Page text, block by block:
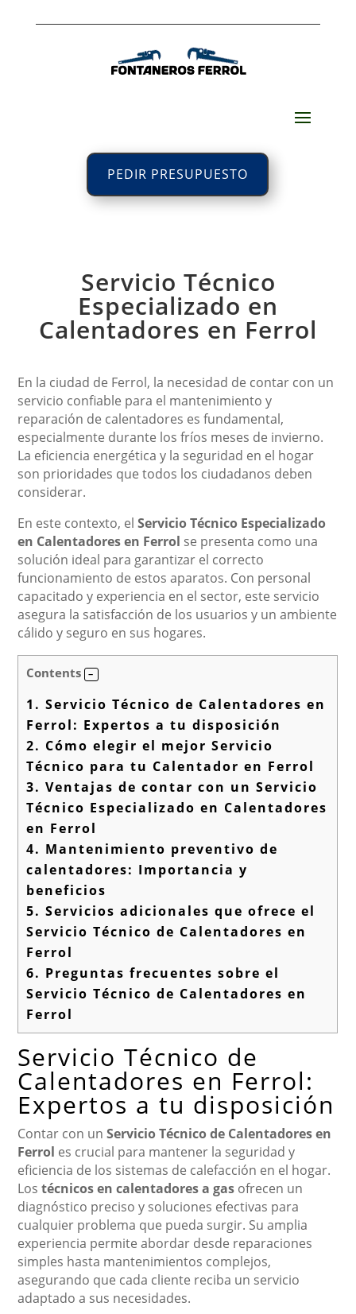
PEDIR PRESUPUESTO
Servicio Técnico
Especializado en
Calentadores en Ferrol
En la ciudad de Ferrol, la necesidad de contar con un
servicio confiable para el mantenimiento y
reparación de calentadores es fundamental,
especialmente durante los fríos meses de invierno.
La eficiencia energética y la seguridad en el hogar
son prioridades que todos los ciudadanos deben
considerar.
En este contexto, elServicio Técnico Especializado
en Calentadores en Ferrol se presenta como una
solución ideal para garantizar el correcto
funcionamiento de estos aparatos. Con personal
capacitado y experiencia en el sector, este servicio
asegura la satisfacción de los usuarios y un ambiente
cálido y seguro en sus hogares.
Contents
1. Servicio Técnico de Calentadores en
Ferrol: Expertos a tu disposición
2. Cómo elegir el mejor Servicio
Técnico para tu Calentador en Ferrol
3. Ventajas de contar con un Servicio
Técnico Especializado en Calentadores
en Ferrol
4. Mantenimiento preventivo de
calentadores: Importancia y
beneficios
5. Servicios adicionales que ofrece el
Servicio Técnico de Calentadores en
Ferrol
6. Preguntas frecuentes sobre el
Servicio Técnico de Calentadores en
Ferrol
Servicio Técnico de
Calentadores en Ferrol:
Expertos a tu disposición
Contar con unServicio Técnico de Calentadores en
Ferrol es crucial para mantener la seguridad y
eficiencia de los sistemas de calefacción en el hogar.
Lostécnicos en calentadores a gas ofrecen un
diagnóstico preciso y soluciones efectivas para
cualquier problema que pueda surgir. Su amplia
experiencia permite abordar desde reparaciones
simples hasta mantenimientos complejos,
asegurando que cada cliente reciba un servicio
adaptado a sus necesidades.